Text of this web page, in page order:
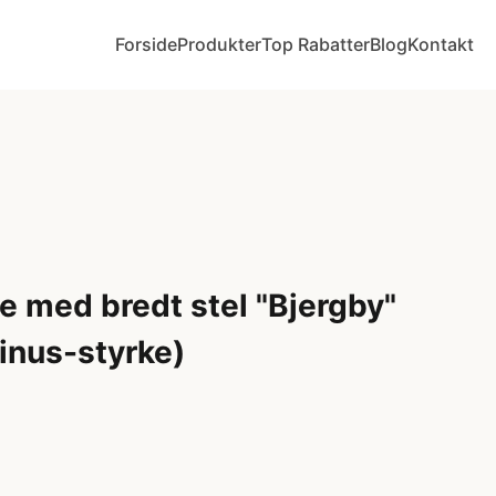
ForsideProdukterTop RabatterBlogKontakt
med bredt stel "Bjergby"
styrke)